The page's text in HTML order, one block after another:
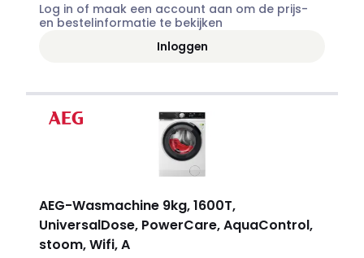
Log in of maak een account aan om de prijs-
en bestelinformatie te bekijken
Inloggen
AEG-Wasmachine 9kg, 1600T,
UniversalDose, PowerCare, AquaControl,
stoom, Wifi, A